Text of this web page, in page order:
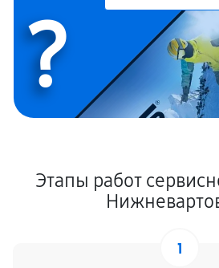
?
Этапы работ
1